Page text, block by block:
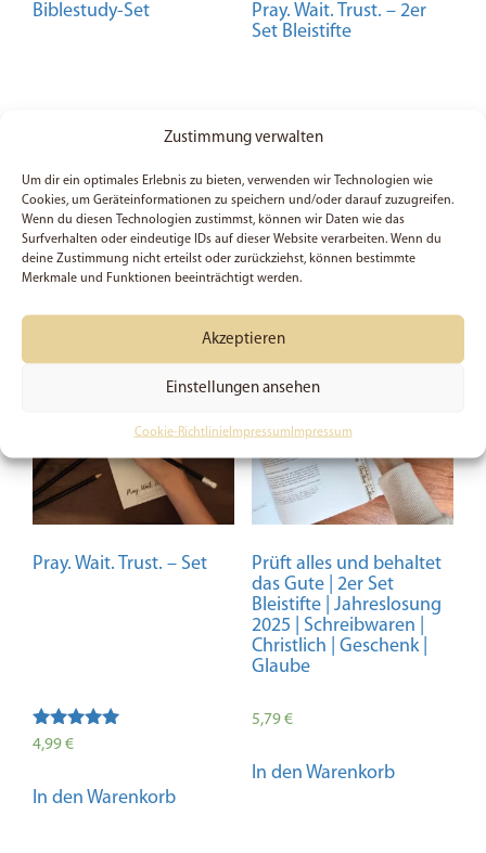
Zustimmung verwalten
Um dir ein optimales Erlebnis zu bieten, verwenden wir Technologien wie
Cookies, um Geräteinformationen zu speichern und/oder darauf zuzugreifen.
Wenn du diesen Technologien zustimmst, können wir Daten wie das
Surfverhalten oder eindeutige IDs auf dieser Website verarbeiten. Wenn du
deine Zustimmung nicht erteilst oder zurückziehst, können bestimmte
Merkmale und Funktionen beeinträchtigt werden.
Akzeptieren
Einstellungen ansehen
Cookie-RichtlinieImpressum Impressum
Biblestudy-Set
19,99
Preis: 27,79€ (Du sparst 28%)
In den Warenkorb
Pray. Wait. Trust. – 2er
Set Bleistifte
Bewertet mit
5.00
von 5
5,79
In den Warenkorb
Pray. Wait. Trust. – Set
Bewertet mit
4,99€
In den Warenkorb
Prüft alles und behaltet
das Gute | 2er Set
Bleistifte | Jahreslosung
2025 | Schreibwaren |
Christlich | Geschenk |
Glaube
5,79€
In den Warenkorb